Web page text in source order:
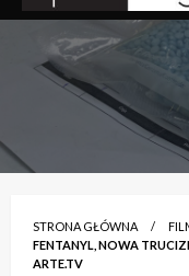
life4style.pl
STRONA GŁÓWNA
FENTANYL, NOWA
ARTE.TV